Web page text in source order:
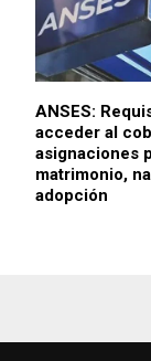
ANSES:
acceder al
asignaciones
matrimonio,
adopción